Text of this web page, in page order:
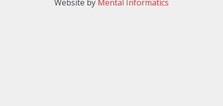
Website by Mental Informatics